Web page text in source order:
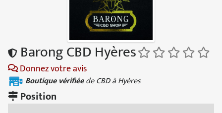
Barong CBD Hyères
Donnez votre avis
Boutique vérifiéede CBD à Hyères
Position